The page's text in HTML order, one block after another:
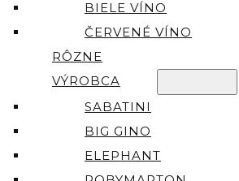
BIELE VÍNO
ČERVENÉ VÍNO
RÔZNE
VÝROBCA
SABATINI
BIG GINO
ELEPHANT